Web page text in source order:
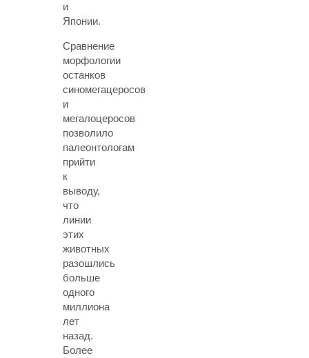
и
Японии.
Сравнение
морфологии
останков
синомегацеросов
и
мегалоцеросов
позволило
палеонтологам
прийти
к
выводу,
что
линии
этих
животных
разошлись
больше
одного
миллиона
лет
назад.
Более